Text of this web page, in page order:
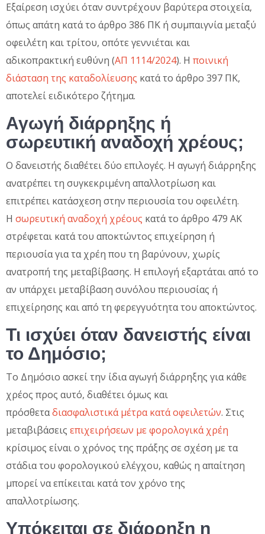
Εξαίρεση ισχύει όταν συντρέχουν βαρύτερα στοιχεία,
όπως απάτη κατά το άρθρο 386 ΠΚ ή συμπαιγνία μεταξύ
οφειλέτη και τρίτου, οπότε γεννιέται και
αδικοπρακτική ευθύνη (ΑΠ 1114/2024). Η ποινική
διάσταση της καταδολίευσης κατά το άρθρο 397 ΠΚ,
αποτελεί ειδικότερο ζήτημα.
Αγωγή διάρρηξης ή
σωρευτική αναδοχή χρέους;
Ο δανειστής διαθέτει δύο επιλογές. Η αγωγή διάρρηξης
ανατρέπει τη συγκεκριμένη απαλλοτρίωση και
επιτρέπει κατάσχεση στην περιουσία του οφειλέτη.
Η σωρευτική αναδοχή χρέους κατά το άρθρο 479 ΑΚ
στρέφεται κατά του αποκτώντος επιχείρηση ή
περιουσία για τα χρέη που τη βαρύνουν, χωρίς
ανατροπή της μεταβίβασης. Η επιλογή εξαρτάται από το
αν υπάρχει μεταβίβαση συνόλου περιουσίας ή
επιχείρησης και από τη φερεγγυότητα του αποκτώντος.
Τι ισχύει όταν δανειστής είναι
το Δημόσιο;
Το Δημόσιο ασκεί την ίδια αγωγή διάρρηξης για κάθε
χρέος προς αυτό, διαθέτει όμως και
πρόσθεταδιασφαλιστικά μέτρα κατά οφειλετών. Στις
μεταβιβάσεις επιχειρήσεων με φορολογικά χρέη
κρίσιμος είναι ο χρόνος της πράξης σε σχέση με τα
στάδια του φορολογικού ελέγχου, καθώς η απαίτηση
μπορεί να επίκειται κατά τον χρόνο της
απαλλοτρίωσης.
Υπόκειται σε διάρρηξη η